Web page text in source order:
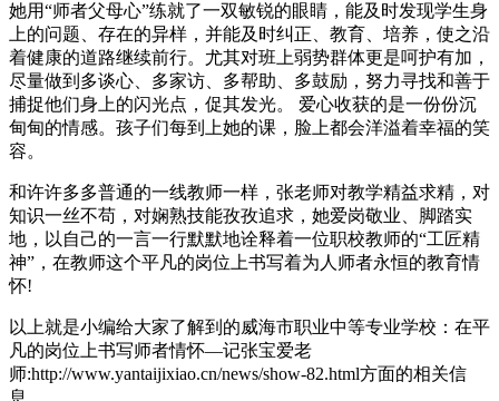
她用“师者父母心”练就了一双敏锐的眼睛，能及时发现学生身
上的问题、存在的异样，并能及时纠正、教育、培养，使之沿
着健康的道路继续前行。尤其对班上弱势群体更是呵护有加，
尽量做到多谈心、多家访、多帮助、多鼓励，努力寻找和善于
捕捉他们身上的闪光点，促其发光。 爱心收获的是一份份沉
甸甸的情感。孩子们每到上她的课，脸上都会洋溢着幸福的笑
容。
和许许多多普通的一线教师一样，张老师对教学精益求精，对
知识一丝不苟，对娴熟技能孜孜追求，她爱岗敬业、脚踏实
地，以自己的一言一行默默地诠释着一位职校教师的“工匠精
神”，在教师这个平凡的岗位上书写着为人师者永恒的教育情
怀!
以上就是小编给大家了解到的威海市职业中等专业学校：在平
凡的岗位上书写师者情怀—记张宝爱老
师:http://www.yantaijixiao.cn/news/show-82.html方面的相关信